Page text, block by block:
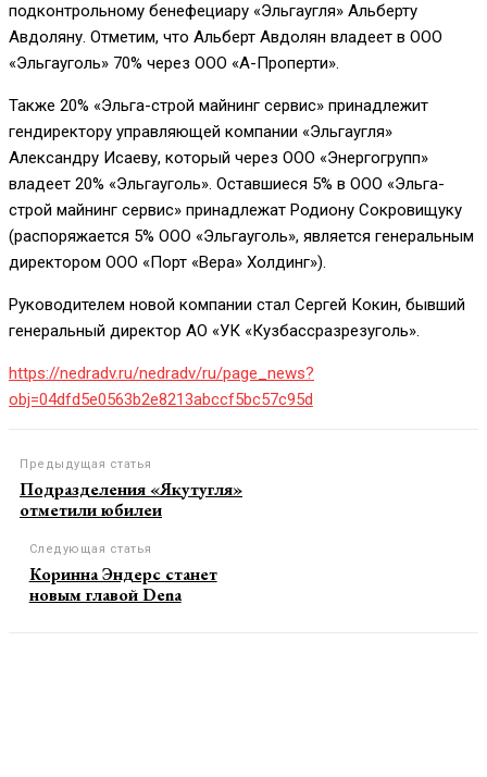
подконтрольному бенефециару «Эльгаугля» Альберту
Авдоляну. Отметим, что Альберт Авдолян владеет в ООО
«Эльгауголь» 70% через ООО «А-Проперти».
Также 20% «Эльга-строй майнинг сервис» принадлежит
гендиректору управляющей компании «Эльгаугля»
Александру Исаеву, который через ООО «Энергогрупп»
владеет 20% «Эльгауголь». Оставшиеся 5% в ООО «Эльга-
строй майнинг сервис» принадлежат Родиону Сокровищуку
(распоряжается 5% ООО «Эльгауголь», является генеральным
директором ООО «Порт «Вера» Холдинг»).
Руководителем новой компании стал Сергей Кокин, бывший
генеральный директор АО «УК «Кузбассразрезуголь».
https://nedradv.ru/nedradv/ru/page_news?
obj=04dfd5e0563b2e8213abccf5bc57c95d
Предыдущая статья
Подразделения «Якутугля»
отметили юбилеи
Следующая статья
Коринна Эндерс станет
новым главой Dena